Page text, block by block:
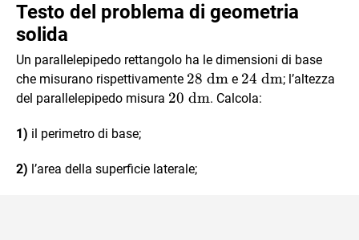
Testo del problema di geometria
solida
Un parallelepipedo rettangolo ha le dimensioni di base
che misurano rispettivamente 28
\text{
28 dm e 24
\text{
24 dm; l’altezza
del parallelepipedo misura 20
20 dm. Calcola:
1) il perimetro di base;
2) l’area della superficie laterale;